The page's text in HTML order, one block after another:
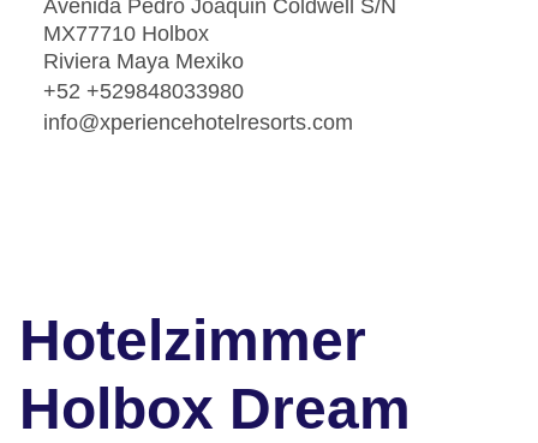
Avenida Pedro Joaquin Coldwell S/N
MX77710 Holbox
Riviera Maya Mexiko
+52 +529848033980
info@xperiencehotelresorts.com
Hotelzimmer
Holbox Dream